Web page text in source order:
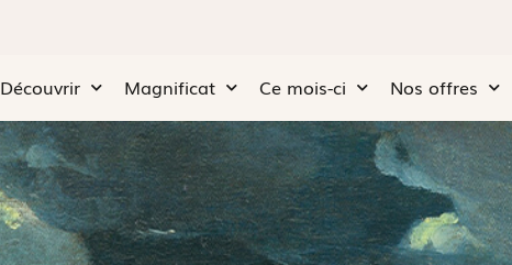
Découvrir Magnificat Ce mois-ci Nos offres